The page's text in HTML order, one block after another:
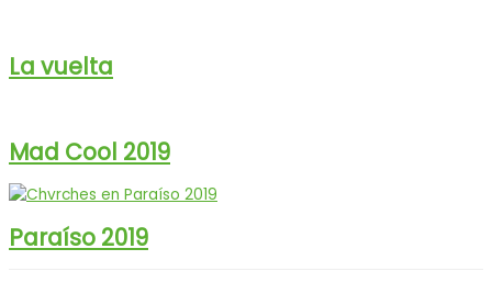
La vuelta
Mad Cool 2019
Paraíso 2019